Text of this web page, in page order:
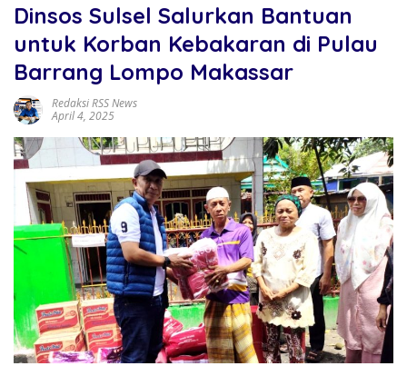
Dinsos Sulsel Salurkan Bantuan
untuk Korban Kebakaran di Pulau
Barrang Lompo Makassar
Redaksi RSS News
April 4, 2025